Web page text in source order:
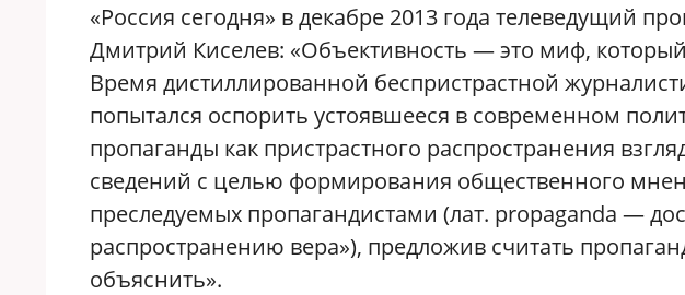
«Россия сегодня» в декабре 2013 года телеведущий
Дмитрий Киселев: «Объективность — это миф,
Время дистиллированной беспристрастной
попытался оспорить устоявшееся в современном
пропаганды как пристрастного распространения
сведений с целью формирования общественного
преследуемых пропагандистами (лат. propaganda —
распространению вера»), предложив считать
объяснить».